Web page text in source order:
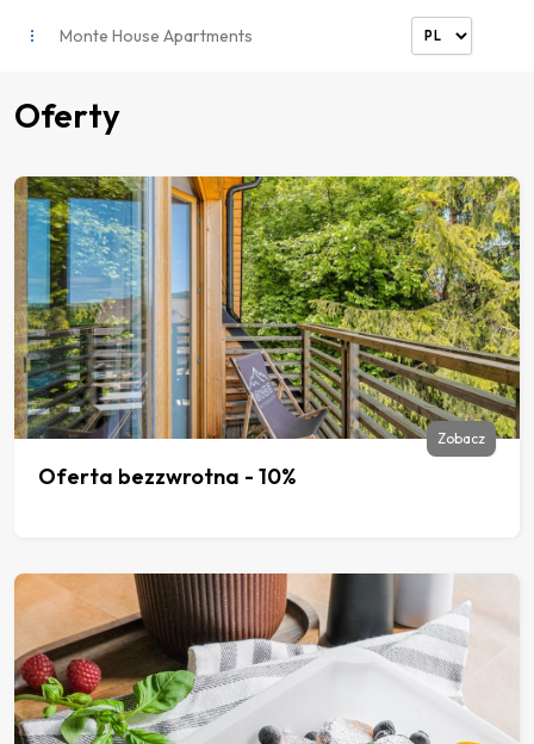
Monte House Apartments
Oferty
Oferta bezzwrotna - 10%
Zobacz